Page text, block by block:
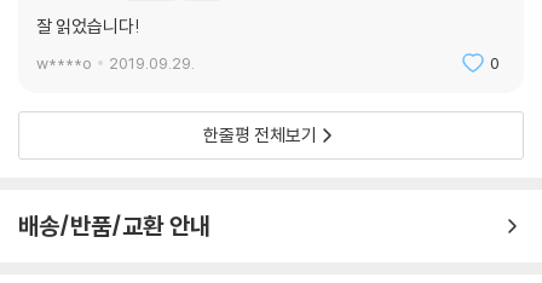
잘 읽었습니다!
w****o 2019.09.29. 0
한줄평 전체보기
배송/반품/교환 안내